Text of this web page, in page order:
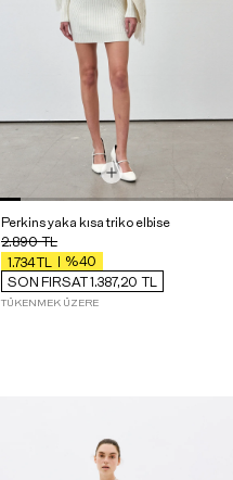
Perkins yaka kısa triko elbise
2.890TL
1.734TL
%40
SON FIRSAT 1.387,20
TÜKENMEK ÜZERE